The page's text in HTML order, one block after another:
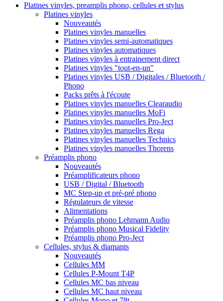
Platines vinyles, preamplis phono, cellules et stylus
Platines vinyles
Nouveautés
Platines vinyles manuelles
Platines vinyles semi-automatiques
Platines vinyles automatiques
Platines vinyles à entrainement direct
Platines vinyles "tout-en-un"
Platines vinyles USB / Digitales / Bluetooth /
Phono
Packs prêts à l'écoute
Platines vinyles manuelles Clearaudio
Platines vinyles manuelles MoFi
Platines vinyles manuelles Pro-Ject
Platines vinyles manuelles Rega
Platines vinyles manuelles Technics
Platines vinyles manuelles Thorens
Préamplis phono
Nouveautés
Préamplificateurs phono
USB / Digital / Bluetooth
MC Step-up et pré-pré phono
Régulateurs de vitesse
Alimentations
Préamplis phono Lehmann Audio
Préamplis phono Musical Fidelity
Préamplis phono Pro-Ject
Cellules, stylus & diamants
Nouveautés
Cellules MM
Cellules P-Mount T4P
Cellules MC bas niveau
Cellules MC haut niveau